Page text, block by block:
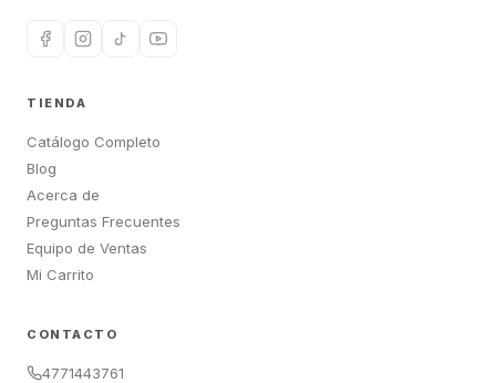
TIENDA
Catálogo Completo
Blog
Acerca de
Preguntas Frecuentes
Equipo de Ventas
Mi Carrito
CONTACTO
4771443761